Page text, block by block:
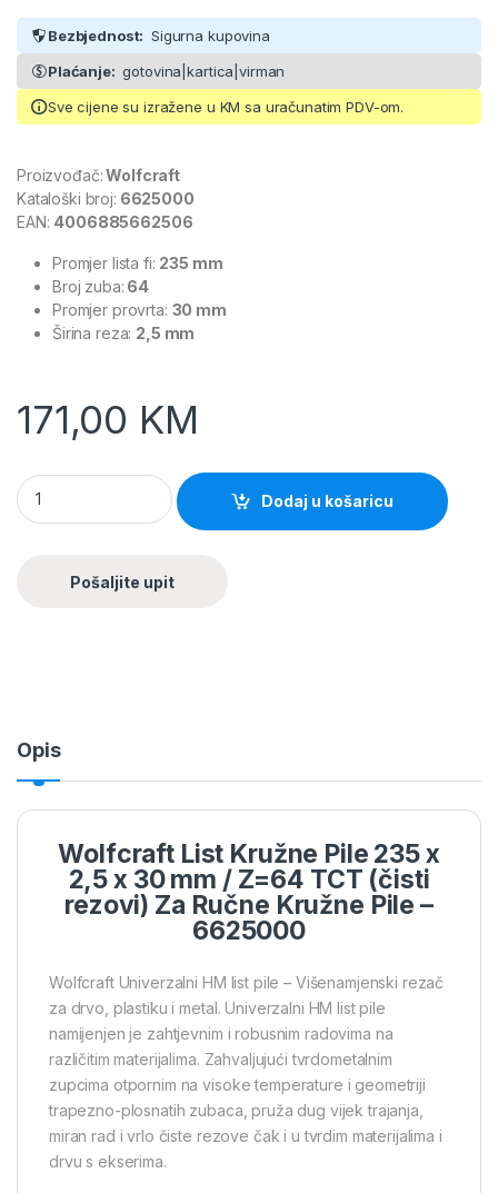
Bezbjednost: Sigurna kupovina
Plaćanje: gotovina|kartica|virman
Sve cijene su izražene u KM sa uračunatim PDV-om.
Proizvođač:Wolfcraft
Kataloški broj: 6625000
EAN: 4006885662506
Promjer lista fi: 235 mm
Broj zuba: 64
Promjer provrta: 30 mm
Širina reza: 2,5 mm
171,00 KM
Dodaj u košaricu
Opis
Wolfcraft List Kružne Pile 235 x
2,5 x 30 mm / Z=64 TCT (čisti
rezovi) Za Ručne Kružne Pile –
6625000
Wolfcraft Univerzalni HM list pile – Višenamjenski rezač
za drvo, plastiku i metal. Univerzalni HM list pile
namijenjen je zahtjevnim i robusnim radovima na
različitim materijalima. Zahvaljujući tvrdometalnim
zupcima otpornim na visoke temperature i geometriji
trapezno-plosnatih zubaca, pruža dug vijek trajanja,
miran rad i vrlo čiste rezove čak i u tvrdim materijalima i
drvu s ekserima.